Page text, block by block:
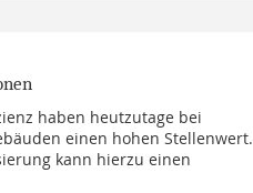
haben heutzutage bei
einen hohen Stellenwert.
kann hierzu einen